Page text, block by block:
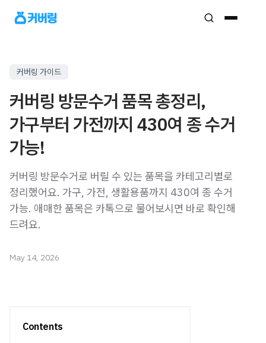
커버링 가이드
커버링 방문수거 품목 총정리,
가구부터 가전까지 430여 종 수거
가능!
커버링 방문수거로 버릴 수 있는 품목을 카테고리별로
정리했어요. 가구, 가전, 생활용품까지 430여 종 수거
가능. 애매한 품목은 카톡으로 물어보시면 바로 확인해
드려요.
May 14, 2026
Contents